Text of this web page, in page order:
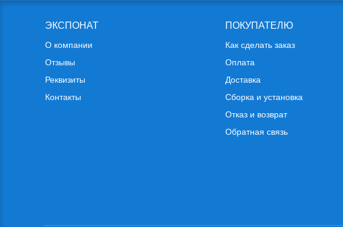
ЭКСПОНАТ
О компании
Отзывы
Реквизиты
Контакты
ПОКУПАТЕЛЮ
Как сделать заказ
Оплата
Доставка
Сборка и установка
Отказ и возврат
Обратная связь